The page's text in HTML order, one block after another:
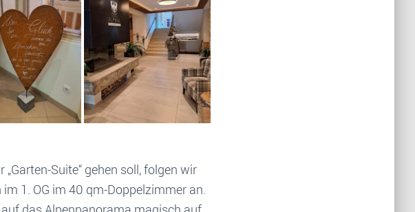
Suite“ gehen soll, folgen wir
1. OG im 40 qm-Doppelzimmer an.